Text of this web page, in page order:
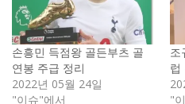
손흥민 득점왕 골든부츠 골
연봉 주급 정리
2022년 05월 24일
"이슈"에서
조
럽
"